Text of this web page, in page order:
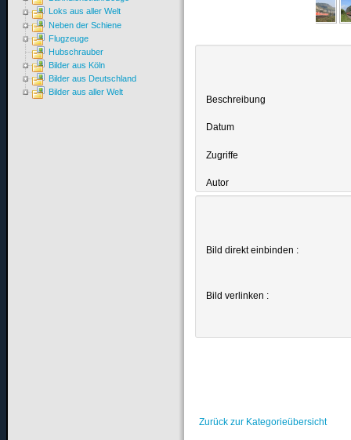
Beschreibung
Datum
Zugriffe
Autor
Bild direkt einbinden :
Bild verlinken :
Zurück zur Kategorieübersicht
Loks aus aller Welt
Neben der Schiene
Flugzeuge
Hubschrauber
Bilder aus Köln
Bilder aus Deutschland
Bilder aus aller Welt